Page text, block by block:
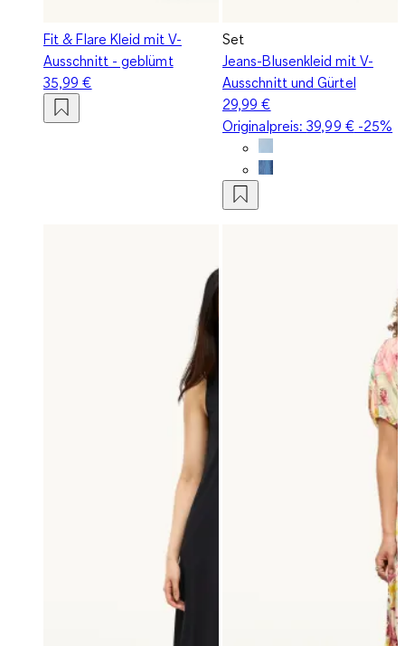
Fit & Flare Kleid mit V-
Ausschnitt - geblümt
35,99 €
Set
Jeans-Blusenkleid mit V-
Ausschnitt und Gürtel
29,99 €
Originalpreis:39,99 €-25%